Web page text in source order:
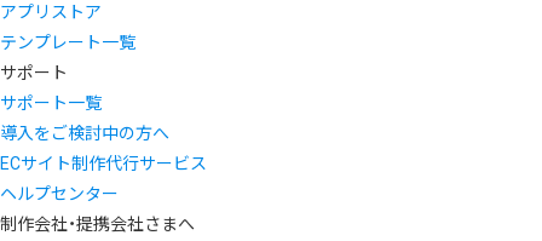
アプリストア
テンプレート一覧
サポート
サポート一覧
導入をご検討中の方へ
ECサイト制作代行サービス
ヘルプセンター
制作会社・提携会社さまへ